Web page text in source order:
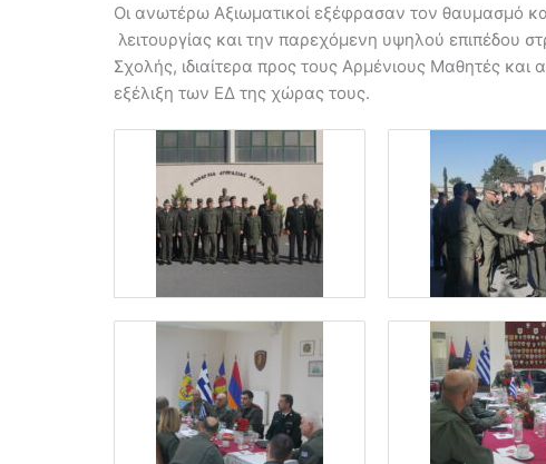
Οι ανωτέρω Αξιωματικοί εξέφρασαν τον θαυμασμό
λειτουργίας και την παρεχόμενη υψηλού επιπέδου
Σχολής, ιδιαίτερα προς τους Αρμένιους Μαθητές
εξέλιξη των ΕΔ της χώρας τους.